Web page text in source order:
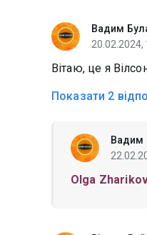
Вадим
20.02.2024,
Вітаю, це я
Показати 2
Вадим
Olga